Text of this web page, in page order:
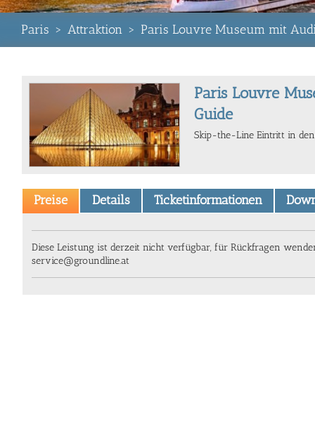
Paris > Attraktion > Paris Louvre Museum mit
Paris Louvre
Guide
Skip-the-Line Eintritt in
Preise Details Ticketinformationen
Diese Leistung ist derzeit nicht verfügbar, für Rückfragen
service@groundline.at